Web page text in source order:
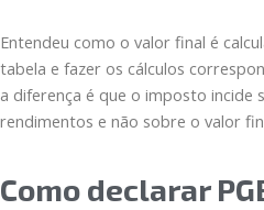
Entendeu como o valor final é
tabela e fazer os cálculos
a diferença é que o imposto incide
rendimentos e não sobre o valor
Como declarar